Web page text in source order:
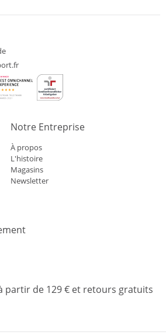
Notre Entreprise
À propos
L'histoire
Magasins
Newsletter
partir de 129 € et retours gratuits